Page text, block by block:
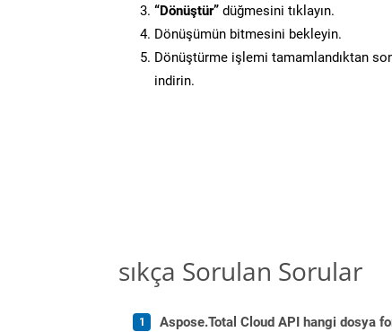
“Dönüştür” düğmesini tıklayın.
Dönüşümün bitmesini bekleyin.
Dönüştürme işlemi tamamlandıktan
indirin.
sıkça Sorulan Sorular
Aspose.Total Cloud API hangi dosya